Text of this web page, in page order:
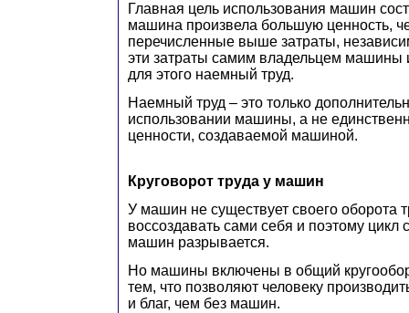
Главная цель использования машин
машина произвела большую ценность,
перечисленные выше затраты,
эти затраты самим владельцем машины
для этого наемный труд.
Наемный труд – это только
использовании машины, а не
ценности, создаваемой машиной.
Круговорот труда у машин
У машин не существует своего оборота
воссоздавать сами себя и поэтому цикл
машин разрывается.
Но машины включены в общий
тем, что позволяют человеку
и благ, чем без машин.